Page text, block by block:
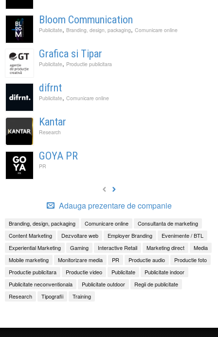
Bloom Communication
Publicitate, Branding, design, packaging, Comunicare online
Grafica si Tipar
Publicitate, Productie publicitara
difrnt
Publicitate, Comunicare online
Kantar
Research
GOYA PR
PR
Adauga prezentare de companie
Branding, design, packaging Comunicare online
Consultanta de marketing
Content Marketing
Dezvoltare web Employer Branding
Evenimente / BTL
Experiential Marketing
Gaming Interactive Retail Marketing direct
Media
Mobile marketing
Monitorizare media PR Productie audio
Productie foto
Productie publicitara
Productie video Publicitate
Publicitate indoor
Publicitate neconventionala
Publicitate outdoor
Regii de publicitate
Research
Tipografii Training